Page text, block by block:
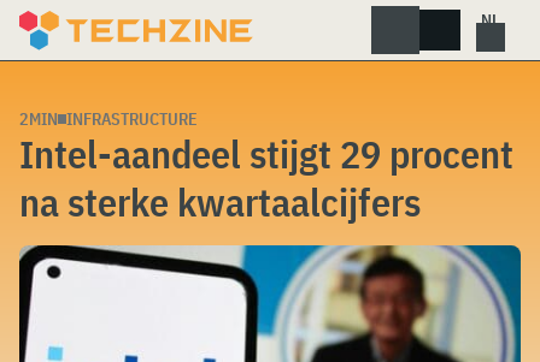
Skip
2MIN INFRASTRUCTURE
Intel-aandeel stijgt 29 procent
na sterke kwartaalcijfers